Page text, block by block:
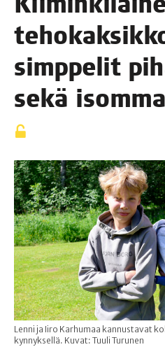
simp­pe­lit
sekä
Lenni ja Iiro Karhumaa kannustavat
kynnyksellä. Kuvat: Tuuli Turunen